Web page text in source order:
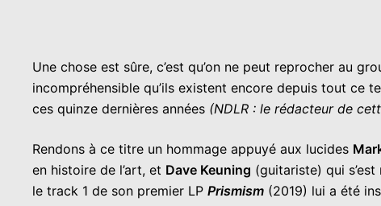
Une chose est sûre, c’est qu’on ne peut reprocher au
incompréhensible qu’ils existent encore depuis tout ce
ces quinze dernières années (NDLR : le rédacteur de
Rendons à ce titre un hommage appuyé aux lucides
en histoire de l’art, et Dave Keuning (guitariste) qui
le track 1 de son premier LP Prismism (2019) lui a été